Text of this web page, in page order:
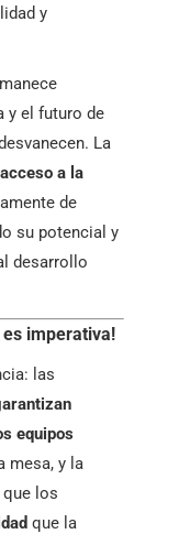
y
y el futuro de
La
a la
de
su potencial y
desarrollo
imperativa!
las
equipos
mesa, y la
los
que la